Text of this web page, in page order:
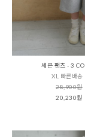
세븐 팬츠 - 3
XL 빠른배송 !
28,900원
20,230원